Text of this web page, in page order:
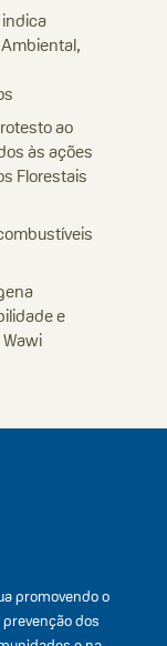
ao
às ações
Florestais
e
promovendo o
dos